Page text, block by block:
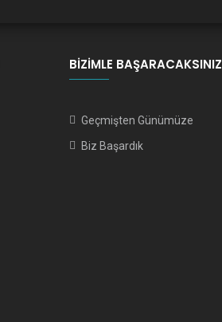
BIZIMLE BAŞARACAKSINIZ
Geçmişten Günümüze
Biz Başardık